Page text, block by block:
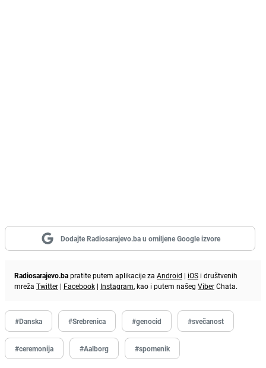
Dodajte Radiosarajevo.ba u omiljene Google izvore
Radiosarajevo.bapratite putem aplikacije za Android | iOS i društvenih
mreža Twitter | Facebook | Instagram, kao i putem našeg ViberChata.
#Danska #Srebrenica #genocid #svečanost
#ceremonija #Aalborg #spomenik